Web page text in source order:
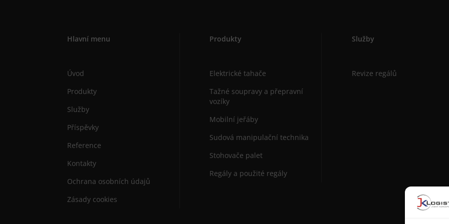
Hlavní menu
Úvod
Produkty
Služby
Příspěvky
Reference
Kontakty
Ochrana osobních údajů
Zásady cookies
Produkty
Elektrické tahače
Tažné soupravy a přepravní
vozíky
Mobilní jeřáby
Sudová manipulační technika
Stohovače palet
Regály a použité regály
Služby
Revize regálů